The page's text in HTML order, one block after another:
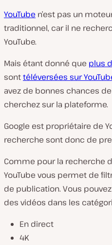
YouTube n’est pas un
traditionnel, car il ne
YouTube.
Mais étant donné que plus
sonttéléversées sur
avez de bonnes chances
cherchez sur la plateforme.
Google est propriétaire de
recherche sont donc de
Comme pour la recherche
YouTube vous permet de
de publication. Vous
des vidéos dans les
En direct
4K